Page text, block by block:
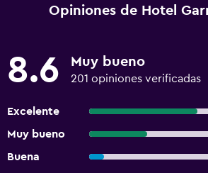
Opiniones de Hotel
8.6 Muy bueno
201 opiniones verificadas
Excelente
Muy bueno
Buena